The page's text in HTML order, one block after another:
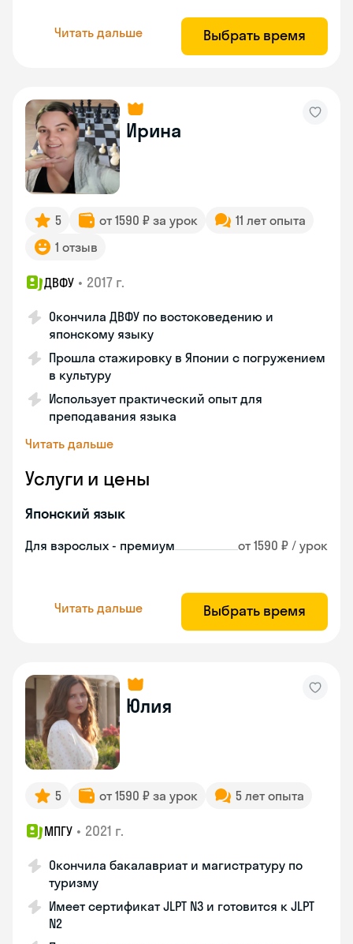
Читать дальше Выбрать время
Ирина
5 от 1590 ₽ за урок
11 лет опыта
1 отзыв
ДВФУ • 2017 г.
Окончила ДВФУ по востоковедению и
японскому языку
Прошла стажировку в Японии с погружением
в культуру
Использует практический опыт для
преподавания языка
Читать дальше
Услуги и цены
Японский язык
Для взрослых - премиум от 1590 ₽ / урок
Читать дальше Выбрать время
Юлия
5 от 1590 ₽ за урок 5 лет опыта
МПГУ • 2021 г.
Окончила бакалавриат и магистратуру по
туризму
Имеет сертификат JLPT N3 и готовится к JLPT
N2